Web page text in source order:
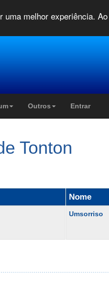
melhor experiência.
Outros Entrar
Tonton
Nome
Umsorriso